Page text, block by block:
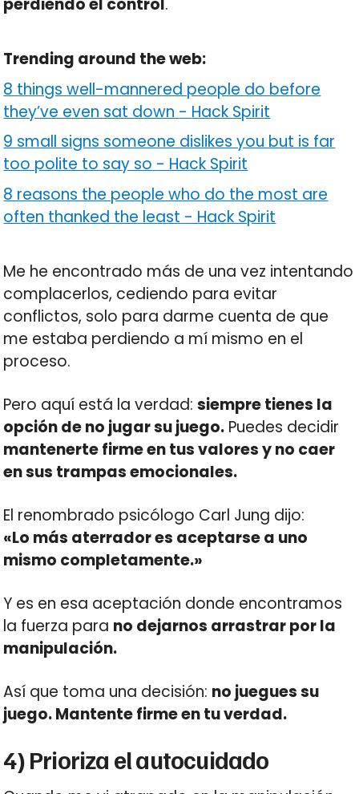
perdiendo el control.
Trending around the web:
8 things well-mannered people do before
they’ve even sat down - Hack Spirit
9 small signs someone dislikes you but is far
too polite to say so-Hack Spirit
8 reasons the people who do the most are
often thanked the least - Hack Spirit
Me he encontrado más de una vez intentando
complacerlos, cediendo para evitar
conflictos, solo para darme cuenta de que
me estaba perdiendo a mí mismo en el
proceso.
Pero aquí está la verdad:siempre tienes la
opción de no jugar su juego. Puedes decidir
mantenerte firme en tus valores y no caer
en sus trampas emocionales.
El renombrado psicólogo Carl Jung dijo:
«Lo más aterrador es aceptarse a uno
mismo completamente.»
Y es en esa aceptación donde encontramos
la fuerza para no dejarnos arrastrar por la
manipulación.
Así que toma una decisión: no juegues su
juego. Mantente firme en tu verdad.
4) Prioriza el autocuidado